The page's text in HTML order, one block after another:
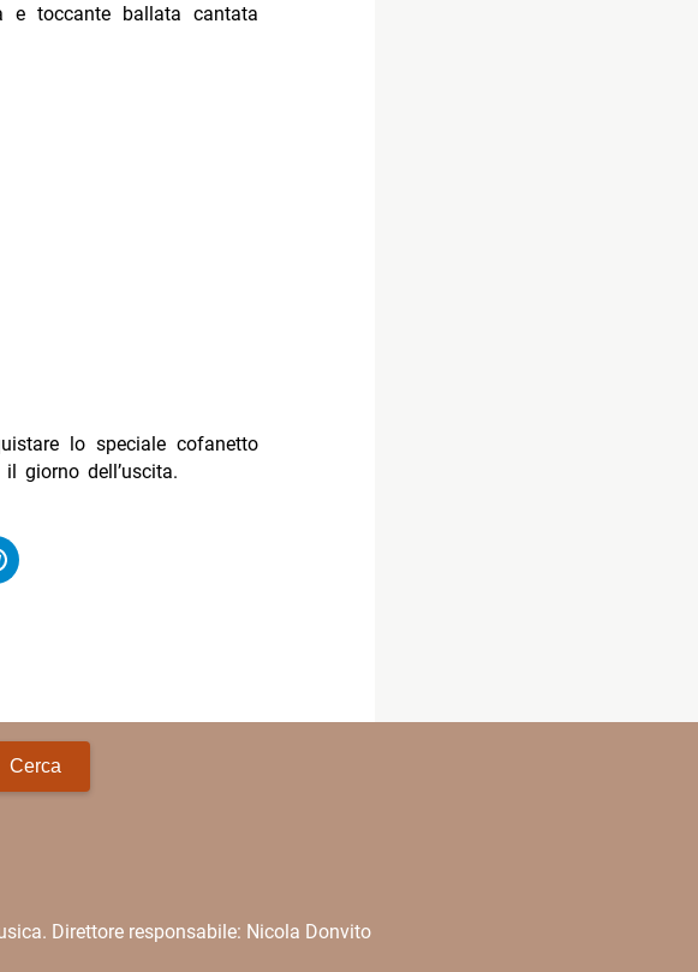
e toccante ballata cantata
lo speciale cofanetto
giorno dell’uscita.
Direttore responsabile: Nicola Donvito